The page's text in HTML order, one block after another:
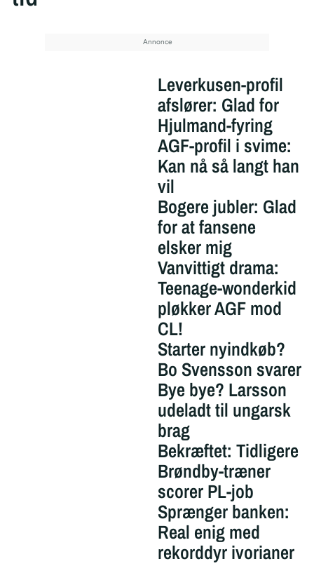
Leverkusen-profil
afslører: Glad for
Hjulmand-fyring
AGF-profil i svime:
Kan nå så langt han
vil
Bogere jubler: Glad
for at fansene
elsker mig
Vanvittigt drama:
Teenage-wonderkid
pløkker AGF mod
CL!
Starter nyindkøb?
Bo Svensson svarer
Bye bye? Larsson
udeladt til ungarsk
brag
Bekræftet: Tidligere
Brøndby-træner
scorer PL-job
Sprænger banken:
Real enig med
rekorddyr ivorianer